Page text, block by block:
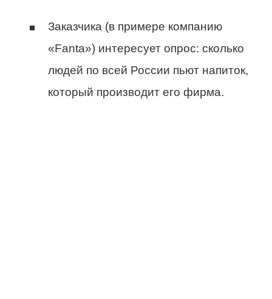
Заказчика (в примере компанию
«Fanta») интересует опрос: сколько
людей по всей России пьют напиток,
который производит его фирма.